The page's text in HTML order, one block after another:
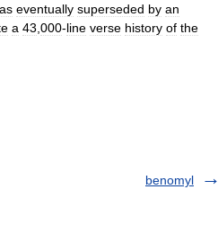
eventually superseded by an
a 43 000-line verse history of the
benomyl